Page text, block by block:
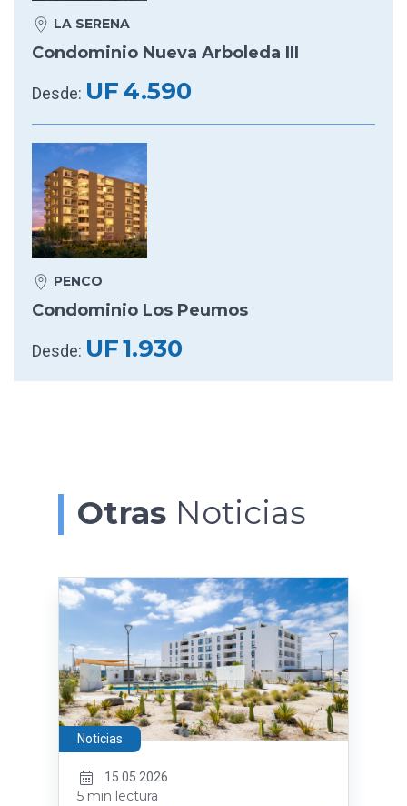
LA SERENA
Condominio Nueva Arboleda III
Desde: UF4.590
PENCO
Condominio Los Peumos
Desde: UF1.930
Otras Noticias
Noticias
15.05.2026
5 min lectura